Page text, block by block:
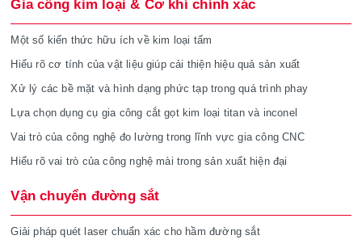
Gia công kim loại & Cơ khí chính xác
Một số kiến thức hữu ích về kim loại tấm
Hiểu rõ cơ tính của vật liệu giúp cải thiện hiệu quả sản xuất
Xử lý các bề mặt và hình dạng phức tạp trong quá trình phay
Lựa chọn dụng cụ gia công cắt gọt kim loại titan và inconel
Vai trò của công nghệ đo lường trong lĩnh vực gia công CNC
Hiểu rõ vai trò của công nghệ mài trong sản xuất hiện đại
Vận chuyển đường sắt
Giải pháp quét laser chuẩn xác cho hầm đường sắt